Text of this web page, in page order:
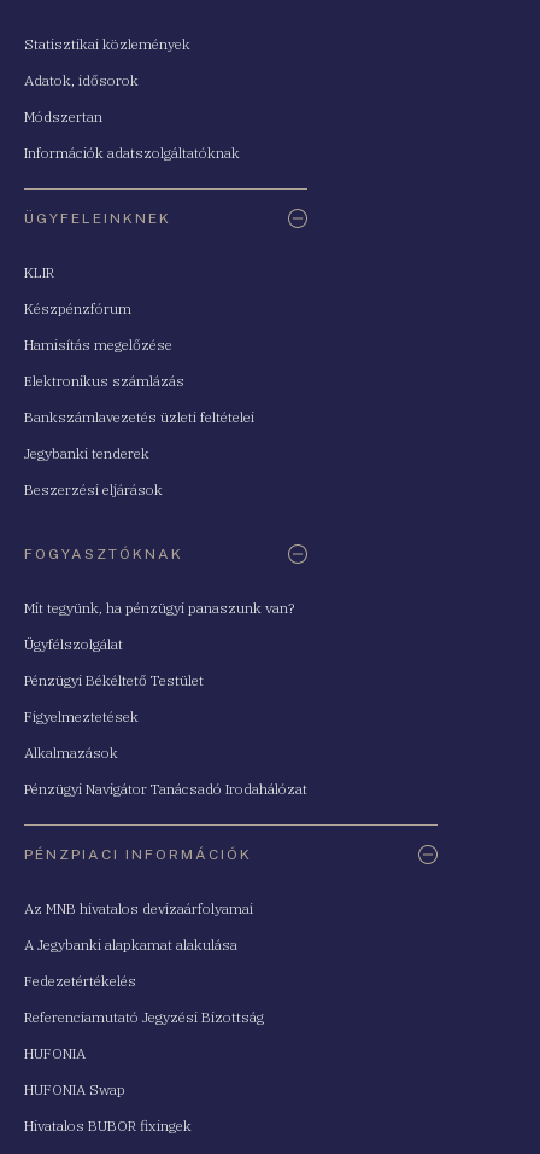
Statisztikai közlemények
Adatok, idősorok
Módszertan
Információk adatszolgáltatóknak
ÜGYFELEINKNEK
KLIR
Készpénzfórum
Hamisítás megelőzése
Elektronikus számlázás
Bankszámlavezetés üzleti feltételei
Jegybanki tenderek
Beszerzési eljárások
FOGYASZTÓKNAK
Mit tegyünk, ha pénzügyi panaszunk van?
Ügyfélszolgálat
Pénzügyi Békéltető Testület
Figyelmeztetések
Alkalmazások
Pénzügyi Navigátor Tanácsadó Irodahálózat
PÉNZPIACI INFORMÁCIÓK
Az MNB hivatalos devizaárfolyamai
A Jegybanki alapkamat alakulása
Fedezetértékelés
Referenciamutató Jegyzési Bizottság
HUFONIA
HUFONIA Swap
Hivatalos BUBOR fixingek